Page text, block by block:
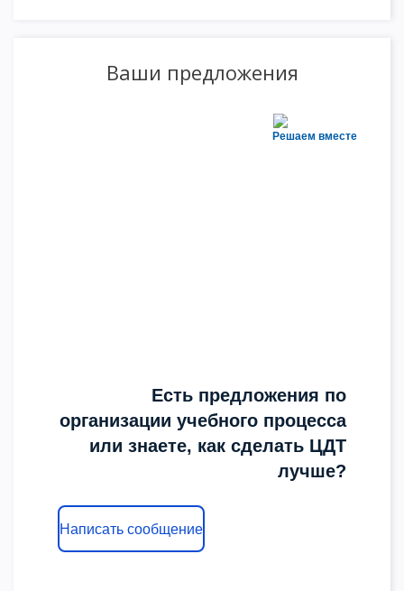
Ваши предложения
Решаем вместе
Есть предложения по
организации учебного процесса
или знаете, как сделать ЦДТ
лучше?
Написать сообщение